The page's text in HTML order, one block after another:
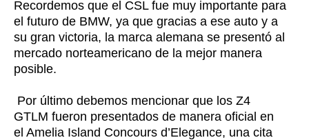
Recordemos que el CSL fue muy importante para
el futuro de BMW, ya que gracias a ese auto y a
su gran victoria, la marca alemana se presentó al
mercado norteamericano de la mejor manera
posible.
Por último debemos mencionar que los Z4
GTLM fueron presentados de manera oficial en
el Amelia Island Concours d’Elegance, una cita